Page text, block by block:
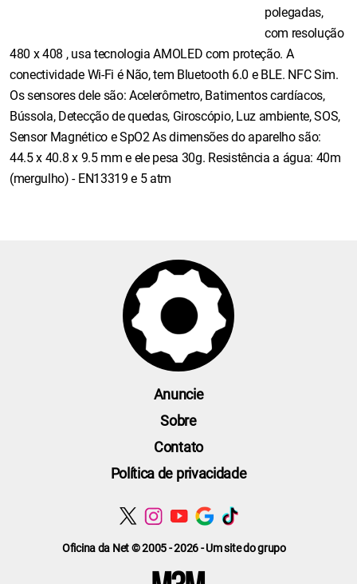
polegadas,
com resolução
480 x 408 , usa tecnologia AMOLED com proteção. A
conectividade Wi-Fi é Não, tem Bluetooth 6.0 e BLE. NFC Sim.
Os sensores dele são: Acelerômetro, Batimentos cardíacos,
Bússola, Detecção de quedas, Giroscópio, Luz ambiente, SOS,
Sensor Magnético e SpO2 As dimensões do aparelho são:
44.5 x 40.8 x 9.5 mm e ele pesa 30g. Resistência a água: 40m
(mergulho) - EN13319 e 5 atm
Oficina da Net © 2005 - 2026 - Um site do grupo
Anuncie
Sobre
Contato
Política de privacidade